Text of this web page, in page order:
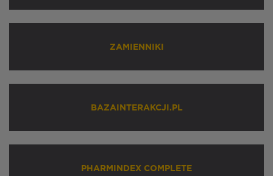
ZAMIENNIKI
BAZAINTERAKCJI.PL
PHARMINDEX COMPLETE